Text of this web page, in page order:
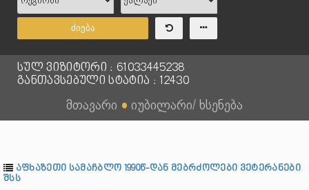
ძიება
სულ ვიზიტორი : 61033445238
განთავსებული სტატია : 12430
მთავარი ● იუბილარი/ ხსენება
აფხაზეთი სამაჩბლო 1990წ-დან მებრძოლები ვეტერანები
შსს